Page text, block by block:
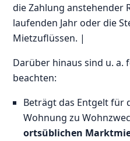
die Zahlung anstehender
laufenden Jahr oder die
Mietzuflüssen. |
Darüber hinaus sind u. a.
beachten:
Beträgt das Entgelt für
Wohnung zu
ortsüblichen